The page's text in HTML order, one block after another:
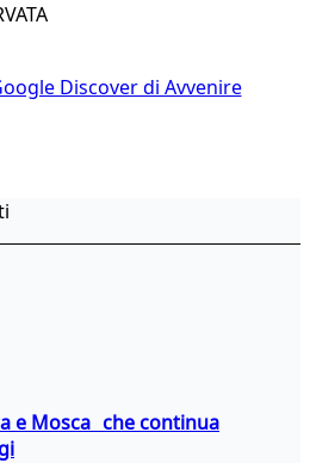
Discover di Avvenire
e Mosca che continua